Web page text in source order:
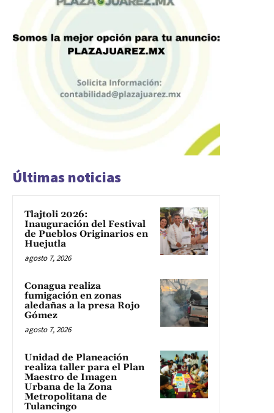
Últimas noticias
Tlajtoli 2026:
Inauguración del Festival
de Pueblos Originarios en
Huejutla
agosto 7, 2026
Conagua realiza
fumigación en zonas
aledañas a la presa Rojo
Gómez
agosto 7, 2026
Unidad de Planeación
realiza taller para el Plan
Maestro de Imagen
Urbana de la Zona
Metropolitana de
Tulancingo